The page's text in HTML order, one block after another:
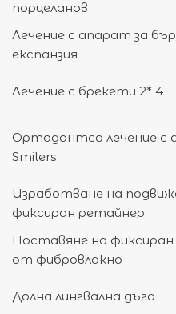
порцеланов
Лечение с апарат за
експанзия
Лечение с брекети 2* 4
Ортодонтсо лечение с
Smilers
Изработване на
фиксиран ретайнер
Поставяне на
от фибровлакно
Долна лингвална дъга